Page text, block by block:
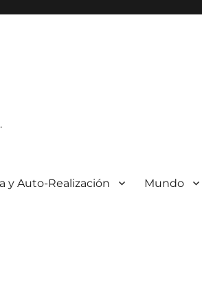
y Auto-Realización Mundo